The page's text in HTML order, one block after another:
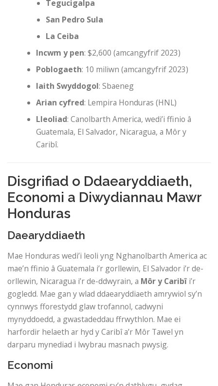
Tegucigalpa
San Pedro Sula
La Ceiba
Incwm y pen: $2,600 (amcangyfrif 2023)
Poblogaeth: 10 miliwn (amcangyfrif 2023)
Iaith Swyddogol: Sbaeneg
Arian cyfred: Lempira Honduras (HNL)
Lleoliad: Canolbarth America, wedi’i ffinio â
Guatemala, El Salvador, Nicaragua, a Môr y
Caribî.
Disgrifiad o Ddaearyddiaeth,
Economi a Diwydiannau Mawr
Honduras
Daearyddiaeth
Mae Honduras wedi’i leoli yng Nghanolbarth America ac
mae’n ffinio â Guatemala i’r gorllewin, El Salvador i’r de-
orllewin, Nicaragua i’r de-ddwyrain, a Môr y Caribî i’r
gogledd. Mae gan y wlad ddaearyddiaeth amrywiol sy’n
cynnwys fforestydd glaw trofannol, cadwyni
mynyddoedd, a gwastadeddau ffrwythlon. Mae ei
harfordir helaeth ar hyd y Caribî a’r Môr Tawel yn
darparu mynediad i lwybrau masnach pwysig.
Economi